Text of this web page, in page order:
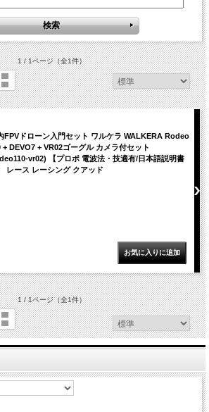
1 / 1ページ（全1件）
FPVドローン入門セット ワルケラ WALKERA Rodeo
+ DEVO7 + VR02ゴーグル カメラ付セット
vr02) 【プロポ 電波法・技適有/日本語説明書
レース レーシング クアッド
1 / 1ページ（全1件）